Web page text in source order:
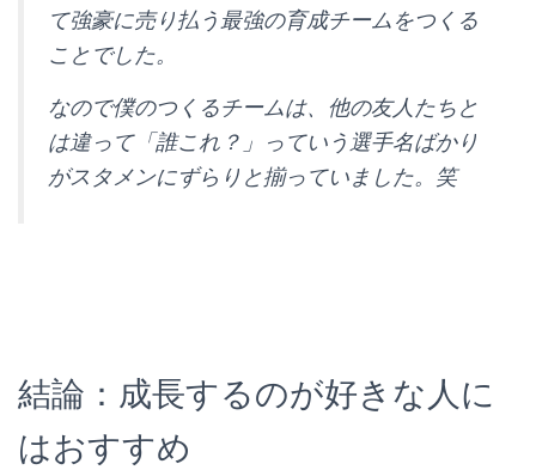
て強豪に売り払う最強の育成チームをつくる
ことでした。
なので僕のつくるチームは、他の友人たちと
は違って「誰これ？」っていう選手名ばかり
がスタメンにずらりと揃っていました。笑
結論：成長するのが好きな人に
はおすすめ